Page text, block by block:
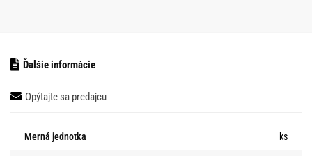
Ďalšie informácie
Opýtajte sa predajcu
Merná jednotka ks